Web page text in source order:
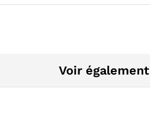
Voir également